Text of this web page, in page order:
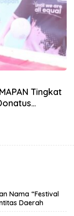
Tingkat
Nama “Festival
Daerah